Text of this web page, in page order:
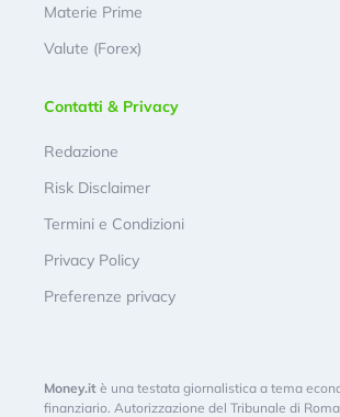
Materie Prime
Valute (Forex)
Contatti & Privacy
Redazione
Risk Disclaimer
Termini e Condizioni
Privacy Policy
Preferenze privacy
Money.it è una testata giornalistica a tema
finanziario. Autorizzazione del Tribunale di